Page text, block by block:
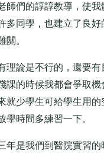
師們的諄諄教導，使我
多同學，也建立了良好
關。
論是不行的，還要有
課的時候我都會爭取機
就少學生可給學生用的
學時間多練習一下。
是我們到醫院實習的